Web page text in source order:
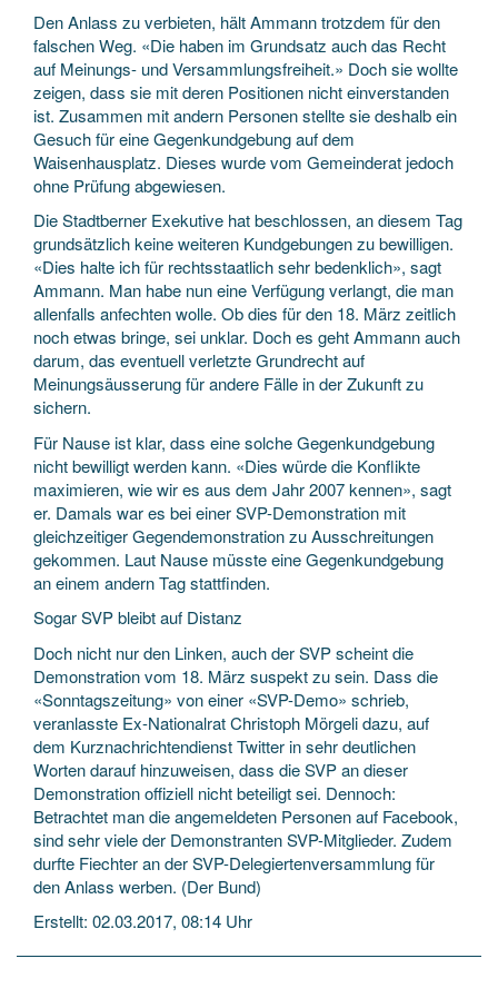
Den Anlass zu verbieten, hält Ammann trotzdem für den
falschen Weg. «Die haben im Grundsatz auch das Recht
auf Meinungs- und Versammlungsfreiheit.» Doch sie wollte
zeigen, dass sie mit deren Positionen nicht einverstanden
ist. Zusammen mit andern Personen stellte sie deshalb ein
Gesuch für eine Gegenkundgebung auf dem
Waisenhausplatz. Dieses wurde vom Gemeinderat jedoch
ohne Prüfung abgewiesen.
Die Stadtberner Exekutive hat beschlossen, an diesem Tag
grundsätzlich keine weiteren Kundgebungen zu bewilligen.
«Dies halte ich für rechtsstaatlich sehr bedenklich», sagt
Ammann. Man habe nun eine Verfügung verlangt, die man
allenfalls anfechten wolle. Ob dies für den 18. März zeitlich
noch etwas bringe, sei unklar. Doch es geht Ammann auch
darum, das eventuell verletzte Grundrecht auf
Meinungsäusserung für andere Fälle in der Zukunft zu
sichern.
Für Nause ist klar, dass eine solche Gegenkundgebung
nicht bewilligt werden kann. «Dies würde die Konflikte
maximieren, wie wir es aus dem Jahr 2007 kennen», sagt
er. Damals war es bei einer SVP-Demonstration mit
gleichzeitiger Gegendemonstration zu Ausschreitungen
gekommen. Laut Nause müsste eine Gegenkundgebung
an einem andern Tag stattfinden.
Sogar SVP bleibt auf Distanz
Doch nicht nur den Linken, auch der SVP scheint die
Demonstration vom 18. März suspekt zu sein. Dass die
«Sonntagszeitung» von einer «SVP-Demo» schrieb,
veranlasste Ex-Nationalrat Christoph Mörgeli dazu, auf
dem Kurznachrichtendienst Twitter in sehr deutlichen
Worten darauf hinzuweisen, dass die SVP an dieser
Demonstration offiziell nicht beteiligt sei. Dennoch:
Betrachtet man die angemeldeten Personen auf Facebook,
sind sehr viele der Demonstranten SVP-Mitglieder. Zudem
durfte Fiechter an der SVP-Delegiertenversammlung für
den Anlass werben. (Der Bund)
Erstellt: 02.03.2017, 08:14 Uhr